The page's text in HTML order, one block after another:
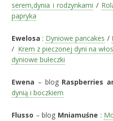
serem,dynia i rodzynkami /
papryka
Ewelosa : Dyniowe pancakes /
/ Krem z pieczonej dyni na
dyniowe bułeczki
Ewena – blog Raspberries
dynią i boczkiem
Flusso – blog Mniamuśne :